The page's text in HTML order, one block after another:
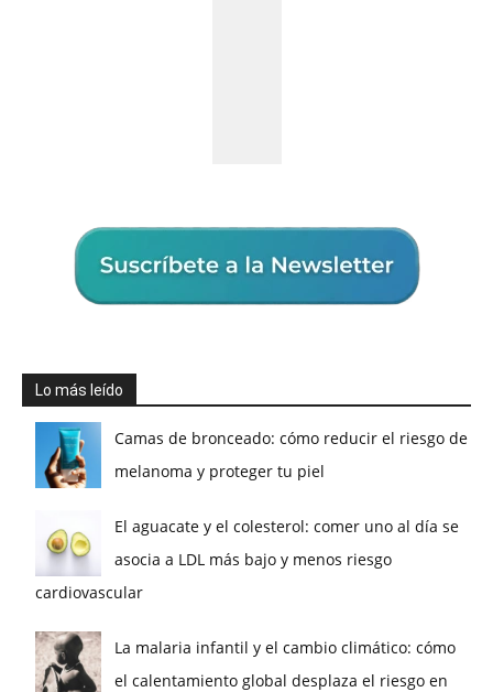
Lo más leído
Camas de bronceado: cómo reducir el riesgo de
melanoma y proteger tu piel
El aguacate y el colesterol: comer uno al día se
asocia a LDL más bajo y menos riesgo
cardiovascular
La malaria infantil y el cambio climático: cómo
el calentamiento global desplaza el riesgo en